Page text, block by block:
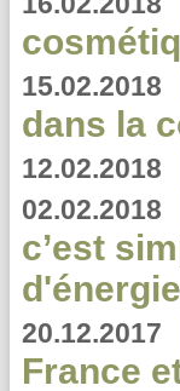
15.02.2018
dans la
12.02.2018
02.02.2018
c’est
20.12.2017
France